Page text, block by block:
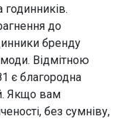
до
бренду
Відмітною
є благородна
Якщо вам
без сумніву,